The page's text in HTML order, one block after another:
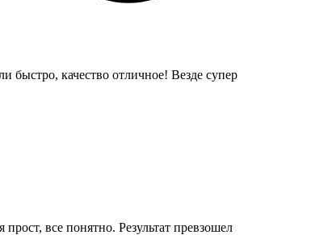
быстро, качество отличное! Везде супер
все понятно. Результат превзошел